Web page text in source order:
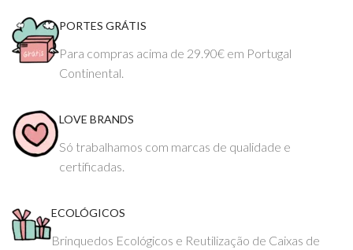
PORTES GRÁTIS
Para compras acima de 29.90€ em Portugal
Continental.
LOVE BRANDS
Só trabalhamos com marcas de qualidade e
certificadas.
ECOLÓGICOS
Brinquedos Ecológicos e Reutilização de Caixas de